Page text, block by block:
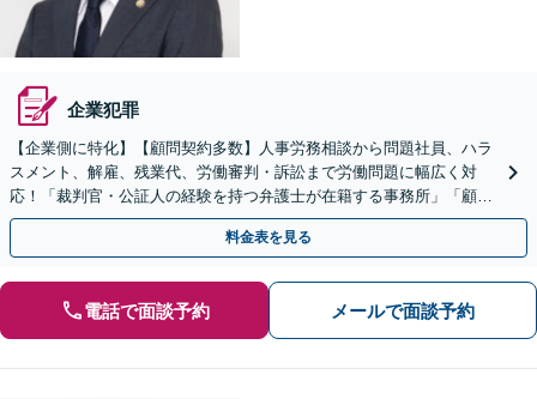
企業犯罪
【企業側に特化】【顧問契約多数】人事労務相談から問題社員、ハラ
スメント、解雇、残業代、労働審判・訴訟まで労働問題に幅広く対
応！「裁判官・公証人の経験を持つ弁護士が在籍する事務所」「顧問
先は数十万人規模の企業から数十人規模の企業まで多種多様」
料金表を見る
電話で面談予約 メールで面談予約